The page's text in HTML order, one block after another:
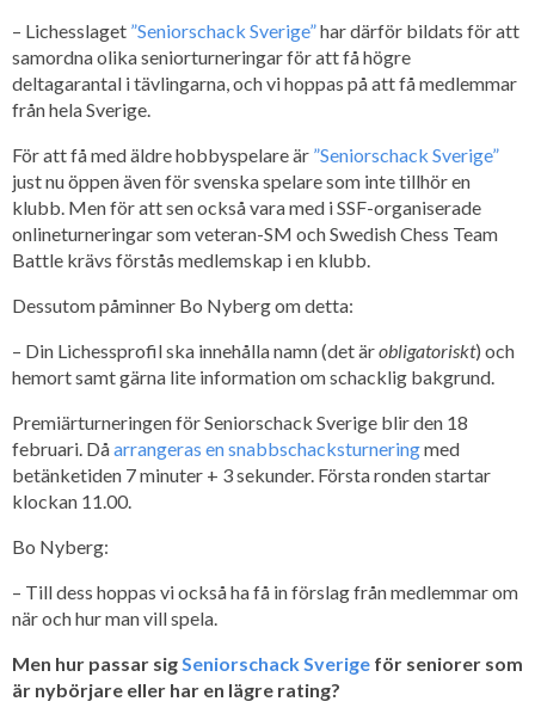
– Lichesslaget ”Seniorschack Sverige”har därför bildats för att
samordna olika seniorturneringar för att få högre
deltagarantal i tävlingarna, och vi hoppas på att få medlemmar
från hela Sverige.
För att få med äldre hobbyspelare är ”Seniorschack Sverige”
just nu öppen även för svenska spelare som inte tillhör en
klubb. Men för att sen också vara med i SSF-organiserade
onlineturneringar som veteran-SM och Swedish Chess Team
Battle krävs förstås medlemskap i en klubb.
Dessutom påminner Bo Nyberg om detta:
– Din Lichessprofil ska innehålla namn (det ärobligatoriskt) och
hemort samt gärna lite information om schacklig bakgrund.
Premiärturneringen för Seniorschack Sverige blir den 18
februari. Dåarrangeras en snabbschacksturneringmed
betänketiden 7 minuter + 3 sekunder. Första ronden startar
klockan 11.00.
Bo Nyberg:
– Till dess hoppas vi också ha få in förslag från medlemmar om
när och hur man vill spela.
Men hur passar sigSeniorschack Sverige för seniorer som
är nybörjare eller har en lägre rating?